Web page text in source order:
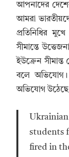
আপনাদের
আমরা
প্রতিনিধির
সীমান্তে
ইউক্রেন সীমান্ত
বলে অভিযোগ।
অভিযোগ উঠেছে
students
fired in